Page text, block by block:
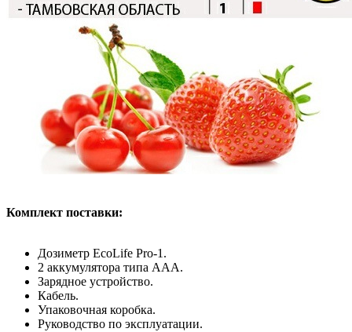
Комплект поставки:
Дозиметр EcoLife Pro-1.
2 аккумулятора типа AAA.
Зарядное устройство.
Кабель.
Упаковочная коробка.
Руководство по эксплуатации.